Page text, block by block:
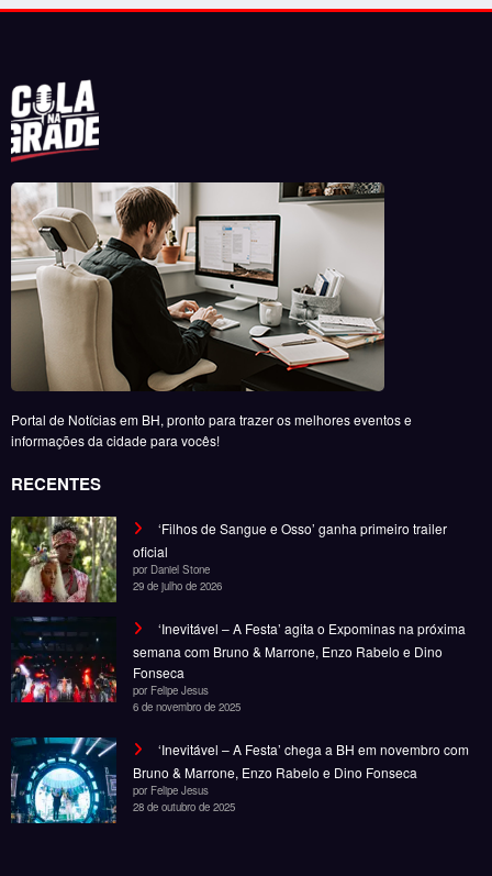
Portal de Notícias em BH, pronto para trazer os melhores eventos e
informações da cidade para vocês!
RECENTES
‘Filhos de Sangue e Osso’ ganha primeiro trailer
oficial
por Daniel Stone
29 de julho de 2026
‘Inevitável – A Festa’ agita o Expominas na próxima
semana com Bruno & Marrone, Enzo Rabelo e Dino
por Felipe Jesus
6 de novembro de 2025
por Felipe Jesus
28 de outubro de 2025
Noticias Entretenimento
Além do Horizonte
Comunicação e Marketing | Powered BySpiceThemes